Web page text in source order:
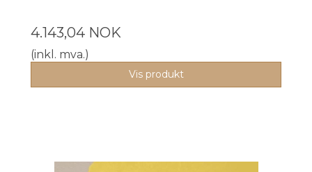
4.143,04 NOK
(inkl. mva.)
Vis produkt